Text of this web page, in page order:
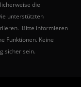
die
unterstützten
Bitte informieren
Funktionen. Keine
sicher sein.